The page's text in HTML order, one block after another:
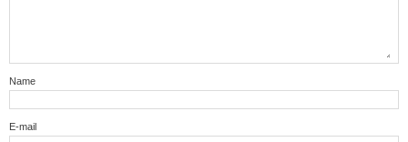
Name
E-mail